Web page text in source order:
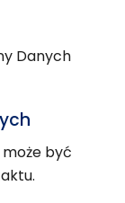
Danych
być